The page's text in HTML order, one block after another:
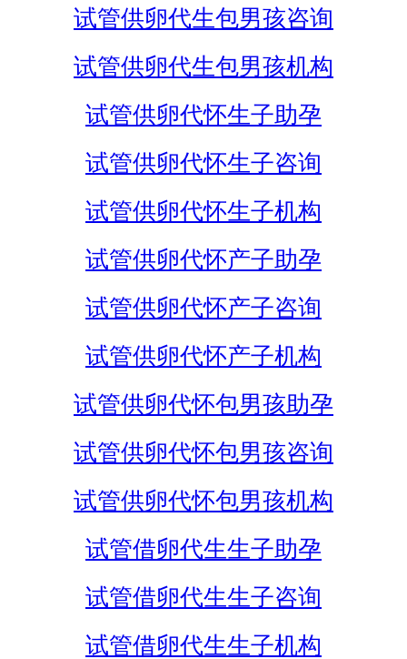
试管供卵代生包男孩咨询
试管供卵代生包男孩机构
试管供卵代怀生子助孕
试管供卵代怀生子咨询
试管供卵代怀生子机构
试管供卵代怀产子助孕
试管供卵代怀产子咨询
试管供卵代怀产子机构
试管供卵代怀包男孩助孕
试管供卵代怀包男孩咨询
试管供卵代怀包男孩机构
试管借卵代生生子助孕
试管借卵代生生子咨询
试管借卵代生生子机构